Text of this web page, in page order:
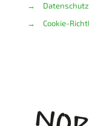
→
Datenschutz
→
Cookie-